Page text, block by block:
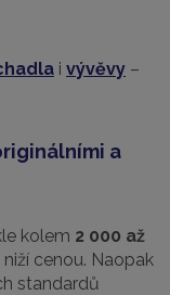
i vývěvy –
a
kolem 2 000 až
cenou. Naopak
standardů